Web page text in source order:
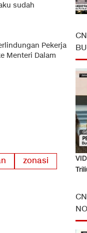
sudah
Pekerja
Menteri Dalam
zonasi